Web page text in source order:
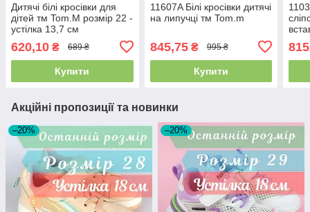
Дитячі білі кросівки для
дітей тм Tom.M розмір 22 -
устілка 13,7 см
620,10 ₴ 689 ₴
Купити
11607A Білі кросівки дитячі
на липучці тм Tom.m
845,75₴ 995 ₴
Купити
Акційні пропозиції та новинки
–20% –20%